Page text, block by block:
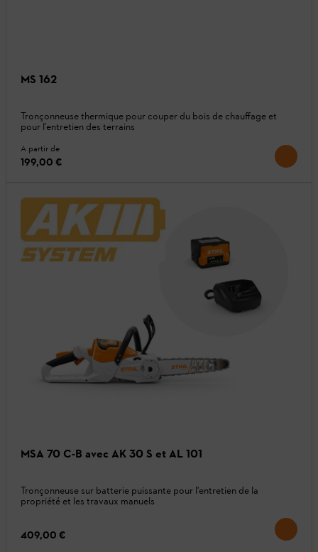
MS 162
Tronçonneuse thermique pour couper du bois de chauffage et
pour l'entretien des terrains
A partir de
199,00 €
MSA 70 C-B avec AK 30 S et AL 101
Tronçonneuse sur batterie puissante pour l'entretien de la
propriété et les travaux manuels
409,00 €